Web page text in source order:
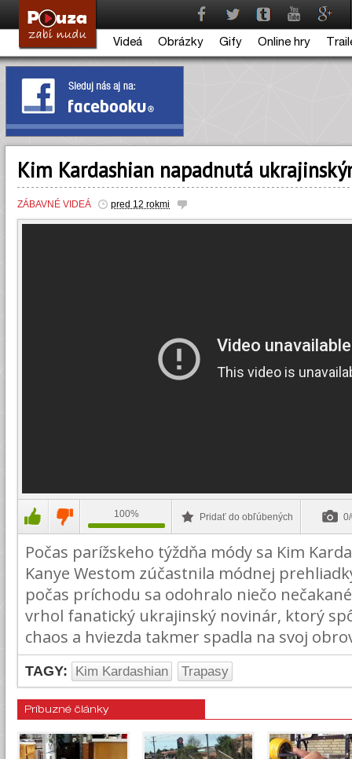
Videá Obrázky Gify Online hry
Kim Kardashian napadnutá
ZÁBAVNÉ VIDEÁ pred 12 rokmi
100% Pridať do obľúbených
Počas parížskeho týždňa módy sa Kim
Kanye Westom zúčastnila módnej
počas príchodu sa odohralo niečo
vrhol fanatický ukrajinský novinár, ktorý
chaos a hviezda takmer spadla na svoj
TAGY: Kim Kardashian Trapasy
Príbuzné články